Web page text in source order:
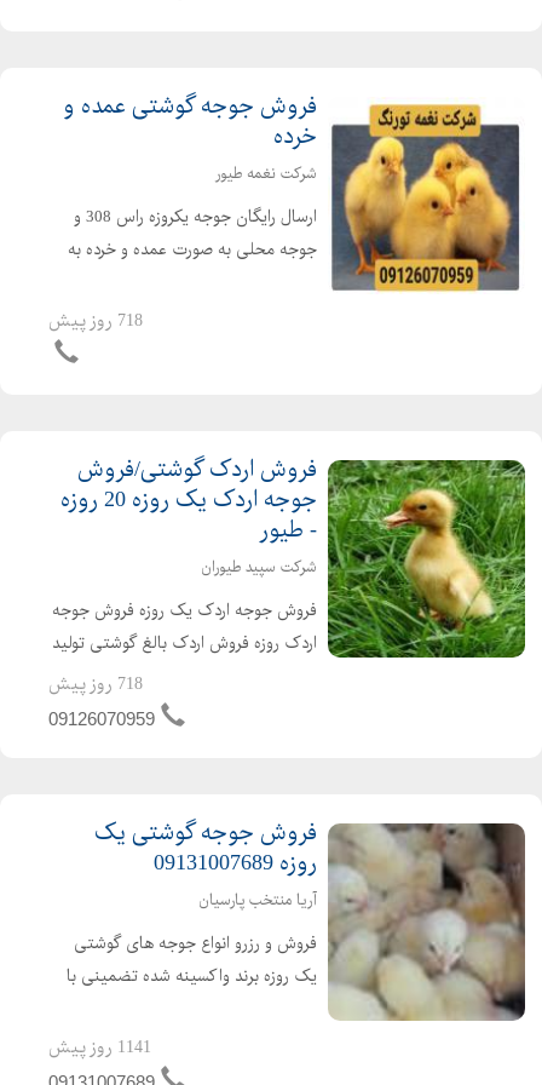
فروش جوجه گوشتی عمده و
خرده
شرکت نغمه طیور
ارسال رایگان جوجه یکروزه راس 308 و
جوجه محلی به صورت عمده و خرده به
کیفیت فروش مرغ بومی یک روزه به
صورت عمده و خرده بهترین قیمت جوجه
718 روز پیش
فروش اردک گوشتی/فروش
جوجه اردک یک روزه 20 روزه
- طیور
شرکت سپید طیوران
فروش جوجه اردک یک روزه فروش جوجه
اردک روزه فروش اردک بالغ گوشتی تولید
کننده ی جوجه اردک از یک روزه تا بالغ
فروش اردک گوشتی عمده ای و خرده ای
718 روز پیش
09126070959
فروش جوجه گوشتی یک
روزه 09131007689
آریا منتخب پارسیان
فروش و رزرو انواع جوجه های گوشتی
یک روزه برند واکسینه شده تضمینی با
مجوز ابطال مجوز ارین راس پلاس کاب
1141 روز پیش